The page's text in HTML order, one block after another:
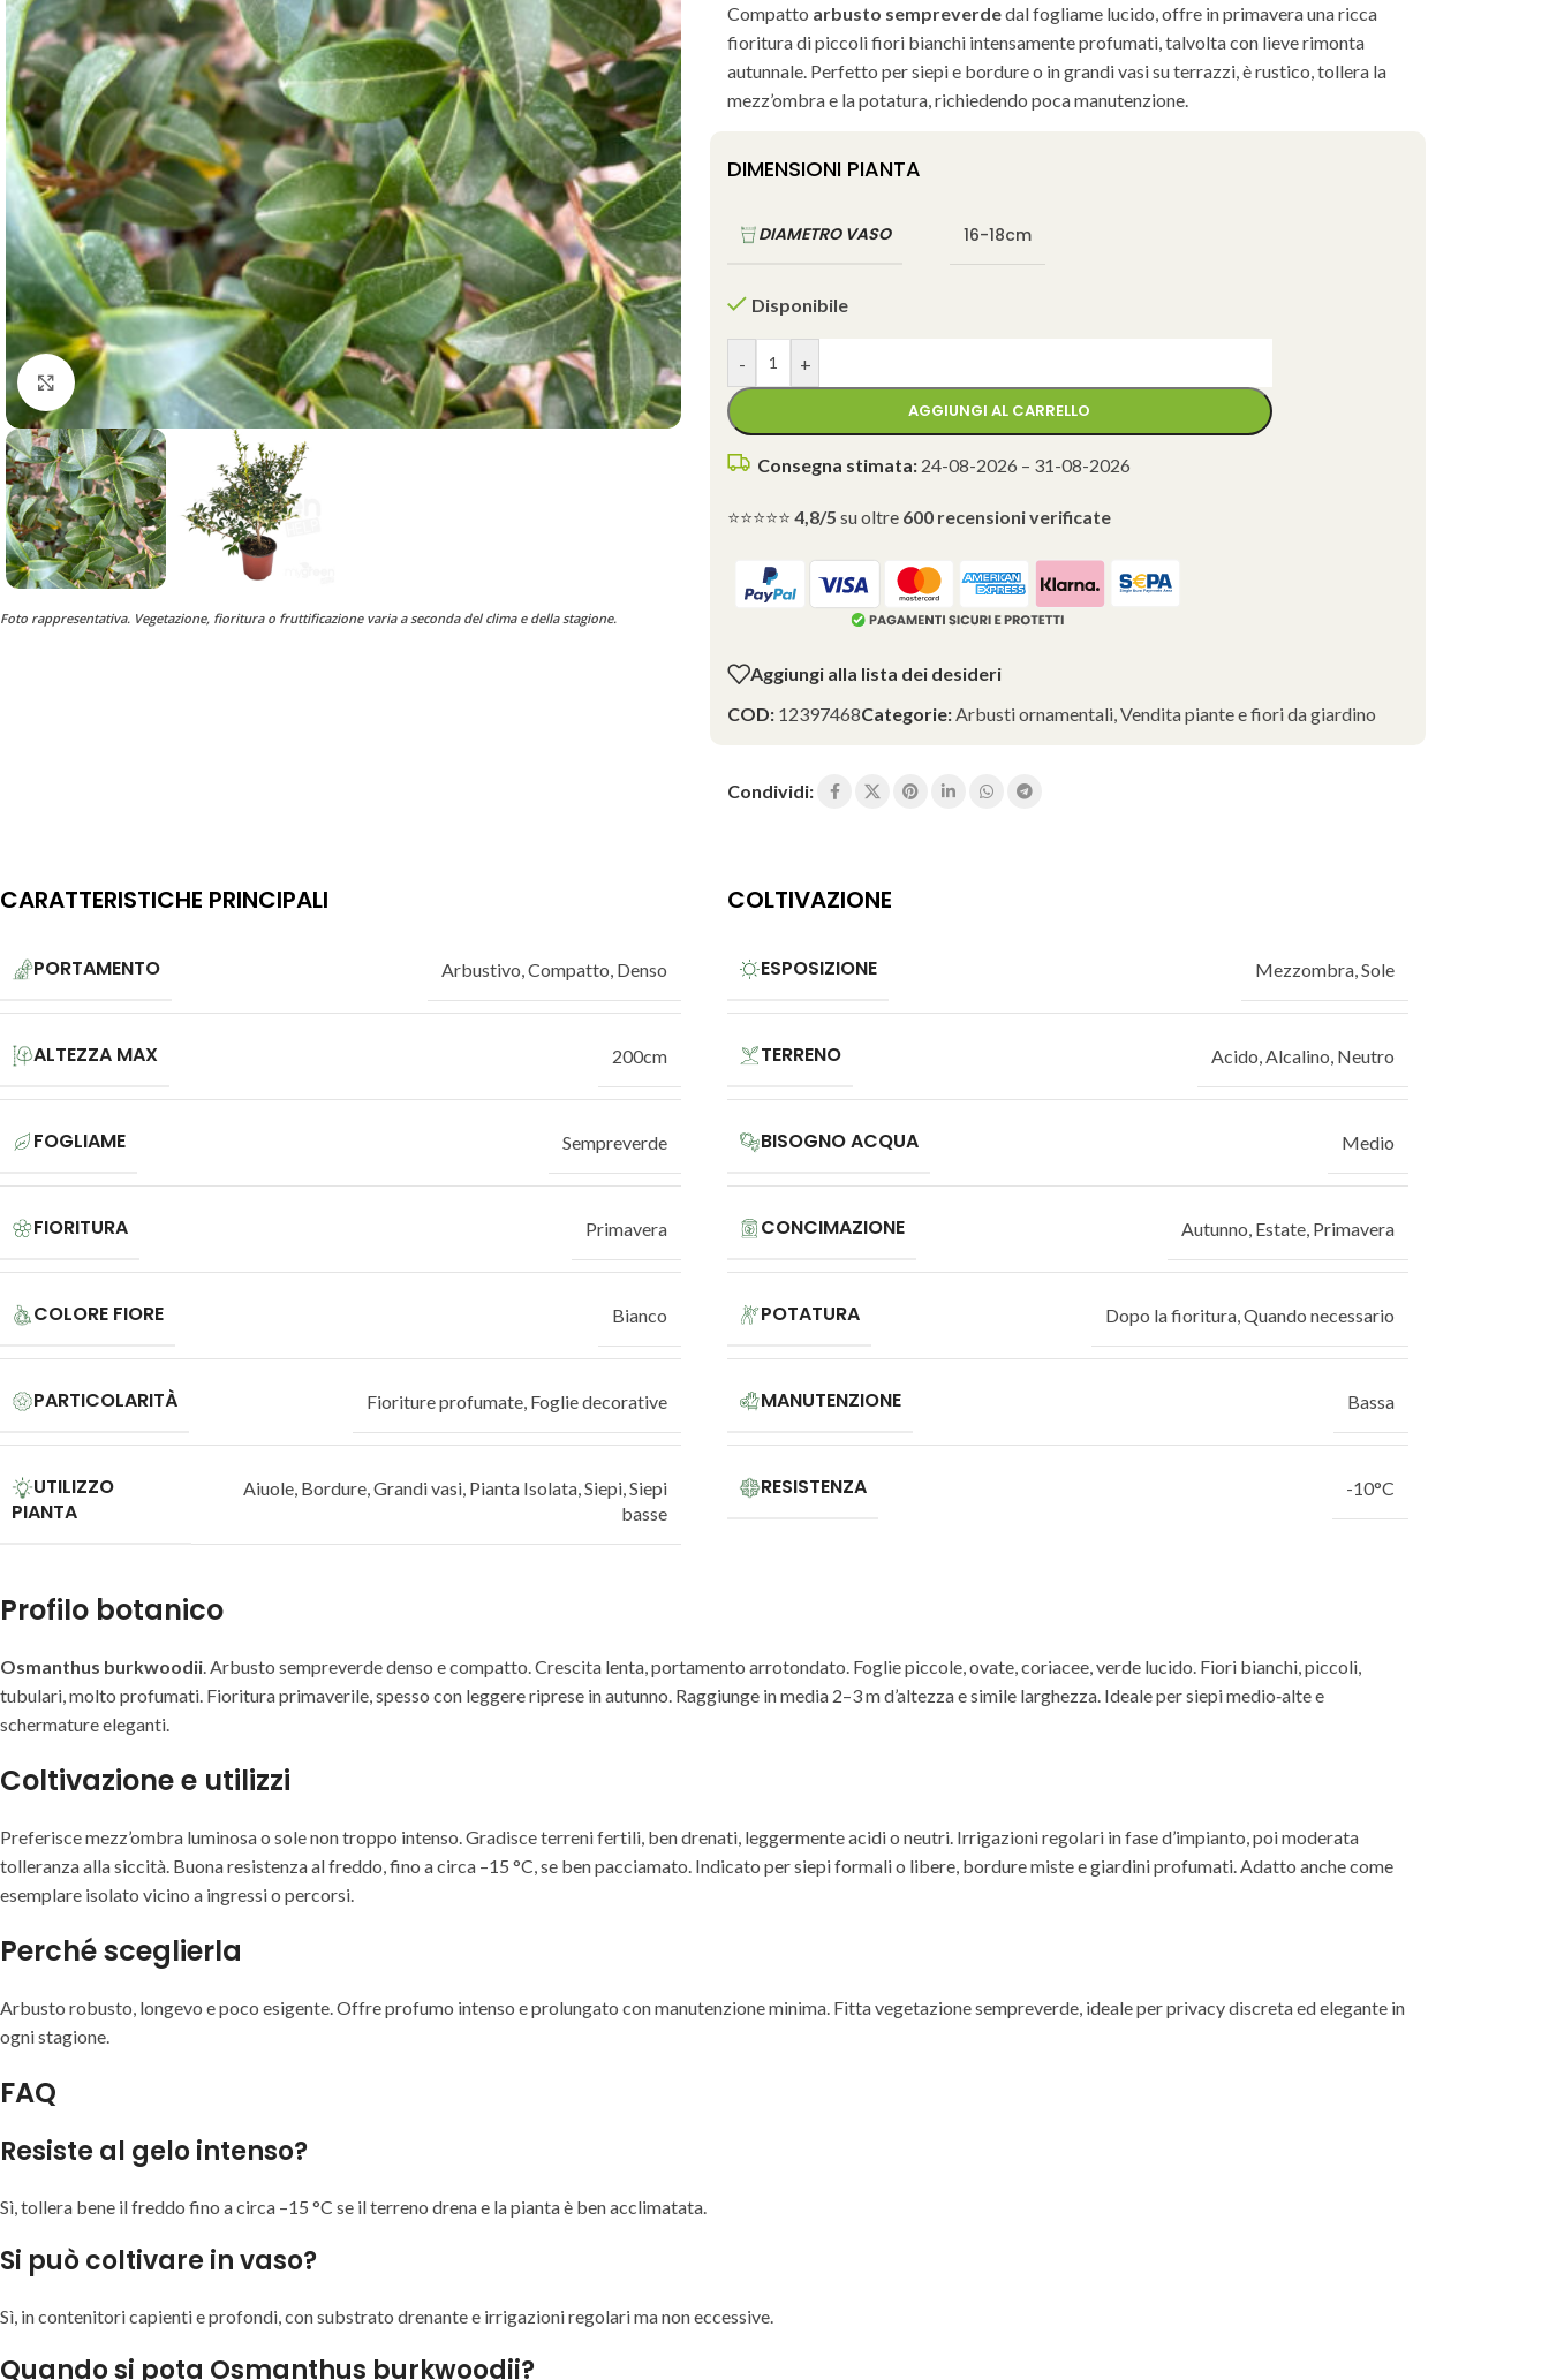
Clicca per ingrandire
Foto rappresentativa. Vegetazione, fioritura o fruttificazione varia a seconda del clima e della stagione.
Compatto arbusto sempreverdedal fogliame lucido, offre in primavera una ricca
fioritura di piccoli fiori bianchi intensamente profumati, talvolta con lieve rimonta
autunnale. Perfetto per siepi e bordure o in grandi vasi su terrazzi, è rustico, tollera la
mezz’ombra e la potatura, richiedendo poca manutenzione.
DIMENSIONI PIANTA
DIAMETRO VASO 16-18cm
Disponibile
- +
AGGIUNGI AL CARRELLO
Consegna stimata: 24-08-2026 – 31-08-2026
⭐⭐⭐⭐⭐ 4,8/5 su oltre 600 recensioni verificate
Aggiungi alla lista dei desideri
COD: 12397468Categorie:Arbusti ornamentali,Vendita piante e fiori da giardino
Condividi:
CARATTERISTICHE PRINCIPALI
PORTAMENTO Arbustivo Compatto Denso
ALTEZZA MAX 200cm
FOGLIAME Sempreverde
FIORITURA Primavera
COLORE FIORE Bianco
PARTICOLARITÀ Fioriture profumate Foglie decorative
UTILIZZO
PIANTA
Aiuole Bordure Grandi vasi Pianta Isolata Siepi Siepi
basse
COLTIVAZIONE
ESPOSIZIONE Mezzombra Sole
TERRENO Acido Alcalino Neutro
BISOGNO ACQUA Medio
CONCIMAZIONE Autunno Estate Primavera
POTATURA Dopo la fioritura Quando necessario
MANUTENZIONE Bassa
RESISTENZA -10°C
Profilo botanico
Osmanthus burkwoodii. Arbusto sempreverde denso e compatto. Crescita lenta, portamento arrotondato. Foglie piccole, ovate, coriacee, verde lucido. Fiori bianchi, piccoli,
tubulari, molto profumati. Fioritura primaverile, spesso con leggere riprese in autunno. Raggiunge in media 2–3 m d’altezza e simile larghezza. Ideale per siepi medio‑alte e
schermature eleganti.
Coltivazione e utilizzi
Preferisce mezz’ombra luminosa o sole non troppo intenso. Gradisce terreni fertili, ben drenati, leggermente acidi o neutri. Irrigazioni regolari in fase d’impianto, poi moderata
tolleranza alla siccità. Buona resistenza al freddo, fino a circa –15 °C, se ben pacciamato. Indicato per siepi formali o libere, bordure miste e giardini profumati. Adatto anche come
esemplare isolato vicino a ingressi o percorsi.
Perché sceglierla
Arbusto robusto, longevo e poco esigente. Offre profumo intenso e prolungato con manutenzione minima. Fitta vegetazione sempreverde, ideale per privacy discreta ed elegante in
ogni stagione.
FAQ
Resiste al gelo intenso?
Sì, tollera bene il freddo fino a circa –15 °C se il terreno drena e la pianta è ben acclimatata.
Si può coltivare in vaso?
Sì, in contenitori capienti e profondi, con substrato drenante e irrigazioni regolari ma non eccessive.
Quando si pota Osmanthus burkwoodii?